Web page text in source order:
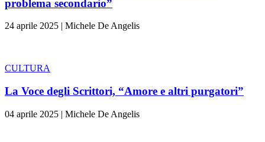
problema secondario”
24 aprile 2025 | Michele De Angelis
CULTURA
La Voce degli Scrittori, “Amore e altri purgatori”
04 aprile 2025 | Michele De Angelis